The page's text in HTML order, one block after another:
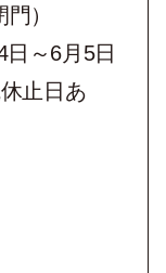
）
～6月5日
止日あ